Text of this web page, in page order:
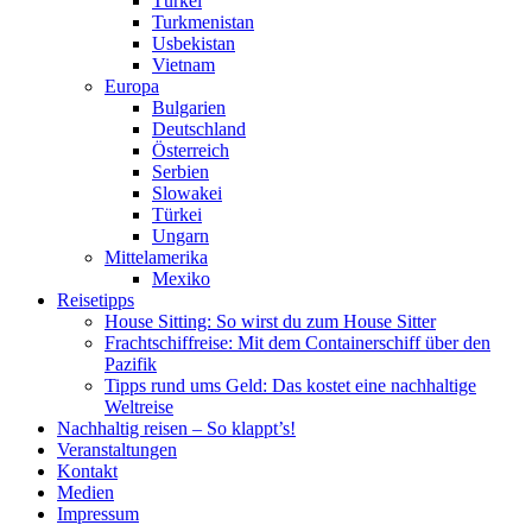
Turkmenistan
Usbekistan
Vietnam
Europa
Bulgarien
Deutschland
Österreich
Serbien
Slowakei
Türkei
Ungarn
Mittelamerika
Mexiko
Reisetipps
House Sitting: So wirst du zum House Sitter
Frachtschiffreise: Mit dem Containerschiff über den
Pazifik
Tipps rund ums Geld: Das kostet eine nachhaltige
Weltreise
Nachhaltig reisen – So klappt’s!
Veranstaltungen
Kontakt
Medien
Impressum